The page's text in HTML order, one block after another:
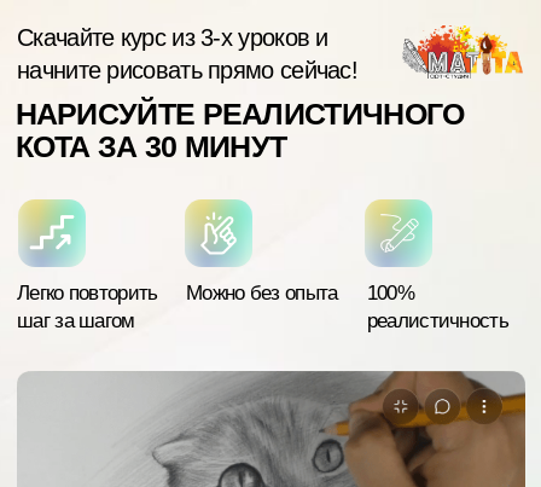
Скачайте курс из 3-х уроков и
начните рисовать прямо сейчас!
Легко повторить
шаг за шагом
Можно без опыта
НАРИСУЙТЕ РЕАЛИСТИЧНОГО
КОТА ЗА 30 МИНУТ